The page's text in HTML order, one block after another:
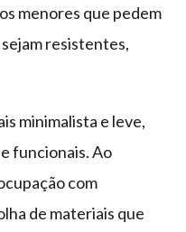
menores que pedem
resistentes,
minimalista e leve,
funcionais. Ao
com
de materiais que